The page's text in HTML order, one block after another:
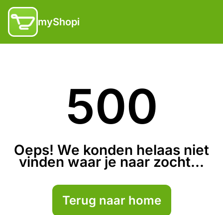
myShopi
500
Oeps! We konden helaas niet
vinden waar je naar zocht...
Terug naar home